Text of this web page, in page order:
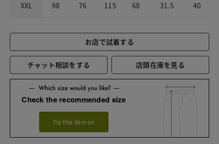
XXL 98 76 115 68 31.5 40
お店で試着する
チャット相談をする 店頭在庫を見る
Check the recommended size
Try this item on